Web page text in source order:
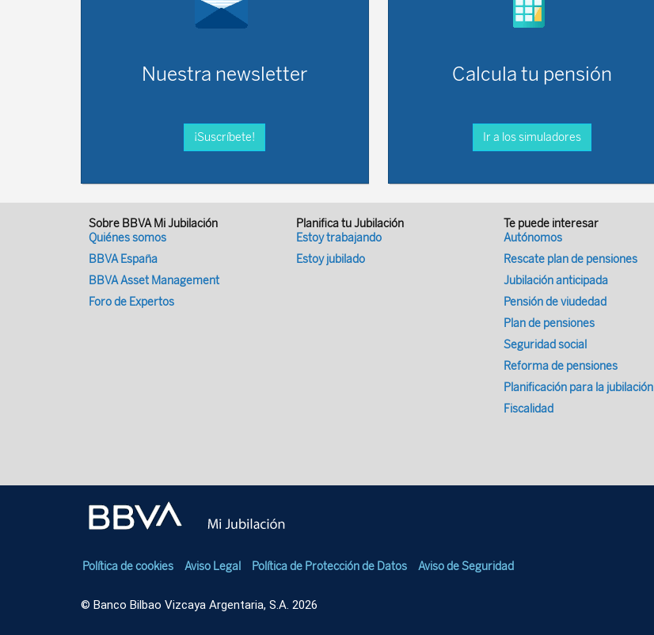
Nuestra newsletter
¡Suscríbete!
Calcula tu pensión
Ir a los simuladores
Sobre BBVA Mi Jubilación
Quiénes somos
BBVA España
BBVA Asset Management
Foro de Expertos
Planifica tu Jubilación
Estoy trabajando
Estoy jubilado
Te puede interesar
Autónomos
Rescate plan de pensiones
Jubilación anticipada
Pensión de viudedad
Plan de pensiones
Seguridad social
Reforma de pensiones
Planificación para la jubilación
Fiscalidad
Política de cookies Aviso Legal Política de Protección de Datos Aviso de Seguridad
© Banco Bilbao Vizcaya Argentaria, S.A. 2026